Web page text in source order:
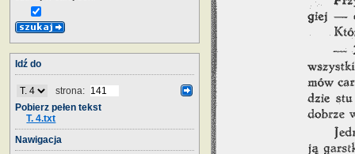
Idź do
strona:
Pobierz pełen tekst
T. 4.txt
Nawigacja